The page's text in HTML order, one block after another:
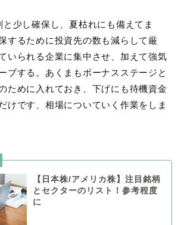
少し確保し、夏枯れにも備えてま
するために投資先の数も減らして厳
いられる企業に集中させ、加えて強気
ブする。あくまもボーナスステージと
ために入れておき、下げにも待機資金
けです、相場についていく作業をしま
【日本株/アメリカ株】注目銘柄
とセクターのリスト！参考程度
に